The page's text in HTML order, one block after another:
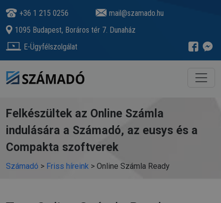
+36 1 215 0256
mail@szamado.hu
1095 Budapest, Boráros tér 7. Dunaház
E-Ügyfélszolgálat
Felkészültek az Online Számla
indulására a Számadó, az eusys és a
Compakta szoftverek
Számadó > Friss híreink > Online Számla Ready